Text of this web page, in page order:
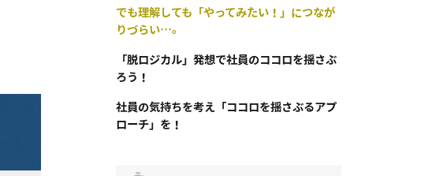
でも理解しても「やってみたい！」につなが
りづらい…。
「脱ロジカル」発想で社員のココロを揺さぶ
ろう！
社員の気持ちを考え「ココロを揺さぶるアプ
ローチ」を！